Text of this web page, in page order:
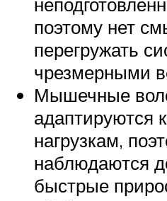
поэтому нет
перегружать
чрезмерными
Мышечные
адаптируются
нагрузкам,
наблюдаются
быстрые